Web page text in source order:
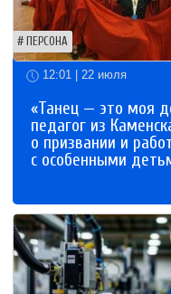
ПЕРСОНА
12:01 | 22 июля
«Танец — это моя
педагог из
о призвании и
с особенными